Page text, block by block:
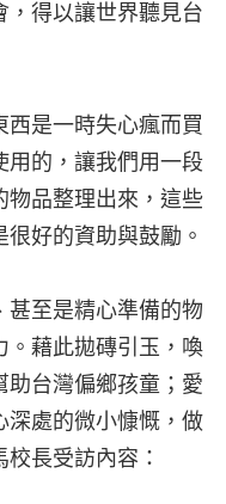
，得以讓世界聽見台
是一時失心瘋而買
用的，讓我們用一段
物品整理出來，這些
好的資助與鼓勵。
甚至是精心準備的物
。藉此拋磚引玉，喚
助台灣偏鄉孩童；愛
深處的微小慷慨，做
長受訪內容：